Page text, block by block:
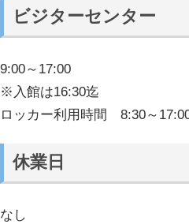
ビジターセンター
9:00～17:00
※入館は16:30迄
ロッカー利用時間 8:30～
休業日
なし